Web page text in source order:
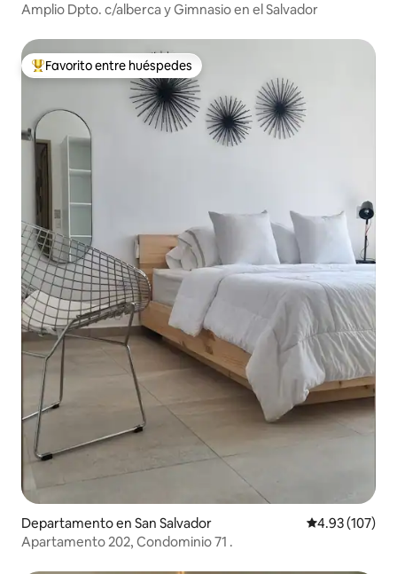
Amplio Dpto. c/alberca y Gimnasio en el Salvador
De los mejores en Favorito entre huéspedes
Favorito entre huéspedes
Departamento en San Salvador Calificación
4.93 (107)
Apartamento 202, Condominio 71 .